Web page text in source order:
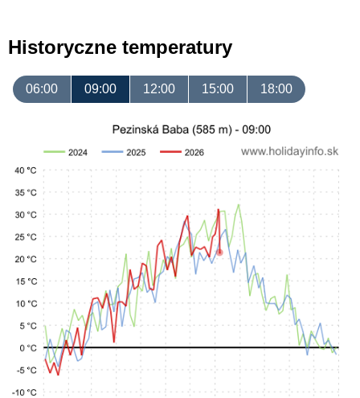
Historyczne temperatury
06:00 09:00 12:00 15:00 18:00